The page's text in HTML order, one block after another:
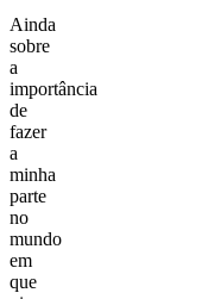
Ainda
sobre
a
importância
de
fazer
a
minha
parte
no
mundo
em
que